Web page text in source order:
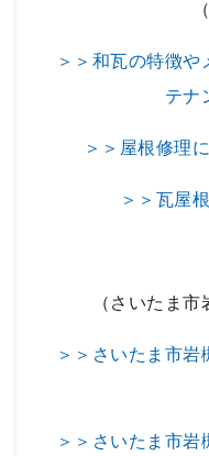
＞＞和瓦の特徴
テナ
＞＞屋根修理
＞＞瓦屋
（さいたま市
＞＞さいたま市
＞＞さいたま市